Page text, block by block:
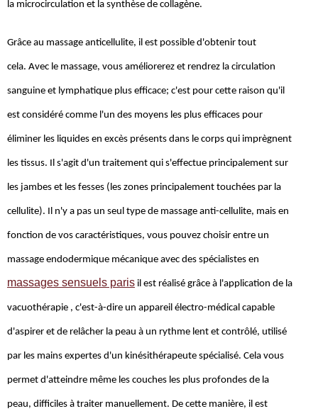
la microcirculation et la synthèse de collagène.
Grâce au massage anticellulite, il est possible d'obtenir tout
cela. Avec le massage, vous améliorerez et rendrez la circulation
sanguine et lymphatique plus efficace; c'est pour cette raison qu'il
est considéré comme l'un des moyens les plus efficaces pour
éliminer les liquides en excès présents dans le corps qui imprègnent
les tissus. Il s'agit d'un traitement qui s'effectue principalement sur
les jambes et les fesses (les zones principalement touchées par la
cellulite). Il n'y a pas un seul type de massage anti-cellulite, mais en
fonction de vos caractéristiques, vous pouvez choisir entre un
massage endodermique mécanique avec des spécialistes en
massages sensuels paris il est réalisé grâce à l'application de la
vacuothérapie , c'est-à-dire un appareil électro-médical capable
d'aspirer et de relâcher la peau à un rythme lent et contrôlé, utilisé
par les mains expertes d'un kinésithérapeute spécialisé. Cela vous
permet d'atteindre même les couches les plus profondes de la
peau, difficiles à traiter manuellement. De cette manière, il est